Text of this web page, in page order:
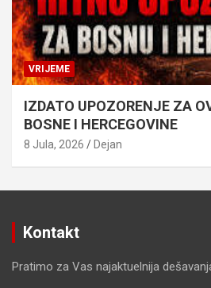
VRIJEME
IZDATO UPOZORENJE ZA
BOSNE I HERCEGOVINE
8 Jula, 2026 Dejan
Kontakt
Pratimo za Vas najaktuelnija